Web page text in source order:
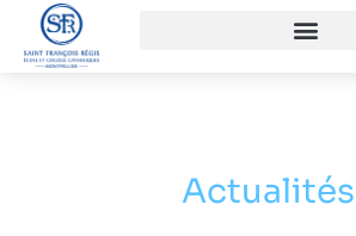
Actualités